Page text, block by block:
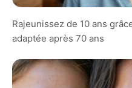
Rajeunissez de 10 ans
adaptée après 70 ans